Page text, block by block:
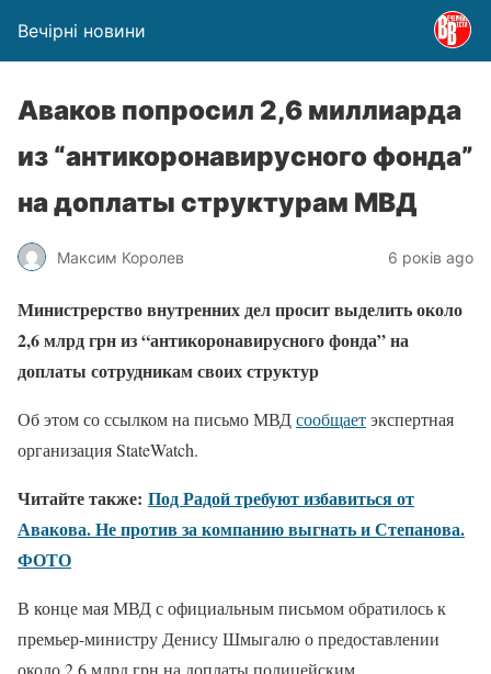
Вечірні новини
Аваков попросил 2,6 миллиарда
из “антикоронавирусного фонда”
на доплаты структурам МВД
Максим Королев 6 років ago
Министрерство внутренних дел просит выделить около
2,6 млрд грн из “антикоронавирусного фонда” на
доплаты сотрудникам своих структур
Об этом со ссылком на письмо МВДсообщаетэкспертная
организация StateWatch.
Читайте также: Под Радой требуют избавиться от
Авакова. Не против за компанию выгнать и Степанова.
ФОТО
В конце мая МВД с официальным письмом обратилось к
премьер-министру Денису Шмыгалю о предоставлении
около 2,6 млрд грн на доплаты полицейским,